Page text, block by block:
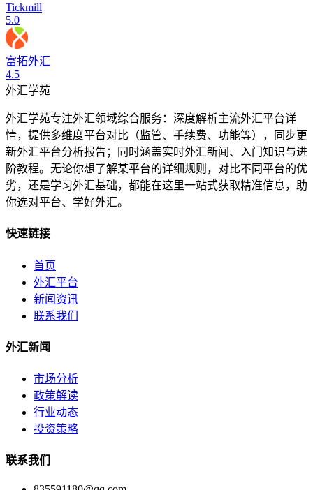
Tickmill
5.0
富拓外汇
4.5
外汇学苑
外汇学苑专注外汇领域综合服务：深度解析主流外汇平台详
情，提供多维度平台对比（监管、手续费、功能等），同步更
新外汇平台分析报告；同时涵盖实时外汇新闻、入门知识与进
阶教程。无论你想了解某平台的详细规则，对比不同平台的优
劣，还是学习外汇基础，都能在这里一站式获取精准信息，助
你选对平台、学好外汇。
快速链接
首页
外汇平台
新闻资讯
联系我们
外汇新闻
市场分析
政策解读
行业动态
投资策略
联系我们